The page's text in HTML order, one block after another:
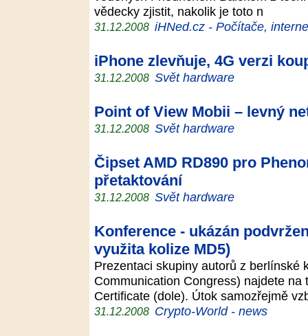
vědecky zjistit, nakolik je toto n
31.12.2008 iHNed.cz - Počítače,
iPhone zlevňuje, 4G verzi
31.12.2008 Svět hardware
Point of View Mobii – levný
31.12.2008 Svět hardware
Čipset AMD RD890 pro
přetaktování
31.12.2008 Svět hardware
Konference - ukázán
využita kolize MD5)
Prezentaci skupiny autorů z berlínské
Communication Congress) najdete
Certificate (dole). Útok samozřejmě
31.12.2008 Crypto-World - news